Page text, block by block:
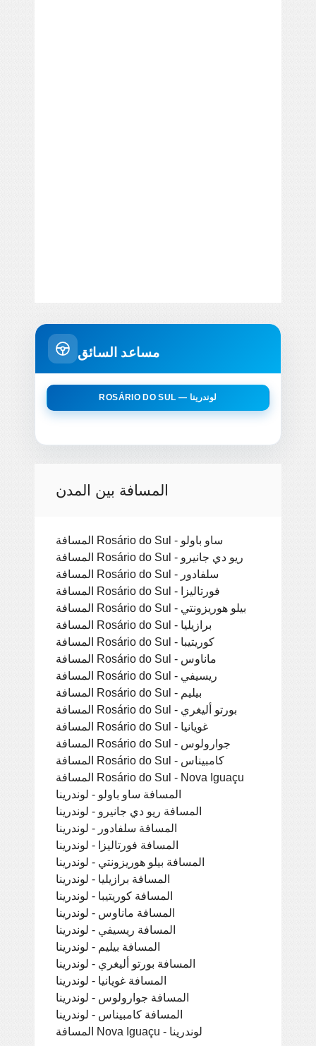
مساعد السائق
ROSÁRIO DO SUL — لوندرينا
المسافة بين المدن
المسافة Rosário do Sul - ساو باولو
المسافة Rosário do Sul - ريو دي جانيرو
المسافة Rosário do Sul - سلفادور
المسافة Rosário do Sul - فورتاليزا
المسافة Rosário do Sul - بيلو هوريزونتي
المسافة Rosário do Sul - برازيليا
المسافة Rosário do Sul - كوريتيبا
المسافة Rosário do Sul - ماناوس
المسافة Rosário do Sul - ريسيفي
المسافة Rosário do Sul - بيليم
المسافة Rosário do Sul - بورتو أليغري
المسافة Rosário do Sul - غويانيا
المسافة Rosário do Sul - جوارولوس
المسافة Rosário do Sul - كامبيناس
المسافة Rosário do Sul - Nova Iguaçu
المسافة ساو باولو - لوندرينا
المسافة ريو دي جانيرو - لوندرينا
المسافة سلفادور - لوندرينا
المسافة فورتاليزا - لوندرينا
المسافة بيلو هوريزونتي - لوندرينا
المسافة برازيليا - لوندرينا
المسافة كوريتيبا - لوندرينا
المسافة ماناوس - لوندرينا
المسافة ريسيفي - لوندرينا
المسافة بيليم - لوندرينا
المسافة بورتو أليغري - لوندرينا
المسافة غويانيا - لوندرينا
المسافة جوارولوس - لوندرينا
المسافة كامبيناس - لوندرينا
المسافة Nova Iguaçu - لوندرينا